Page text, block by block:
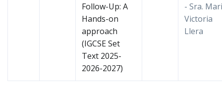
Follow-Up: A
Hands-on
approach
(IGCSE Set
Text 2025-
2026-2027)
- Sra.
Victoria
Llera